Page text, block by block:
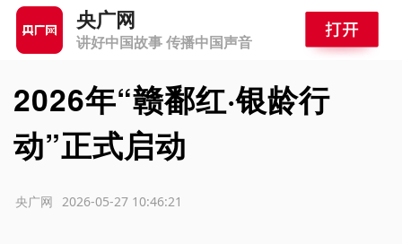
央广网
讲好中国故事 传播中国声音
2026年“赣鄱红·银龄行
动”正式启动
2026-05-27 10:46:21
央广网